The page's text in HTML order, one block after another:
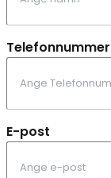
Telefonnummer
E-post